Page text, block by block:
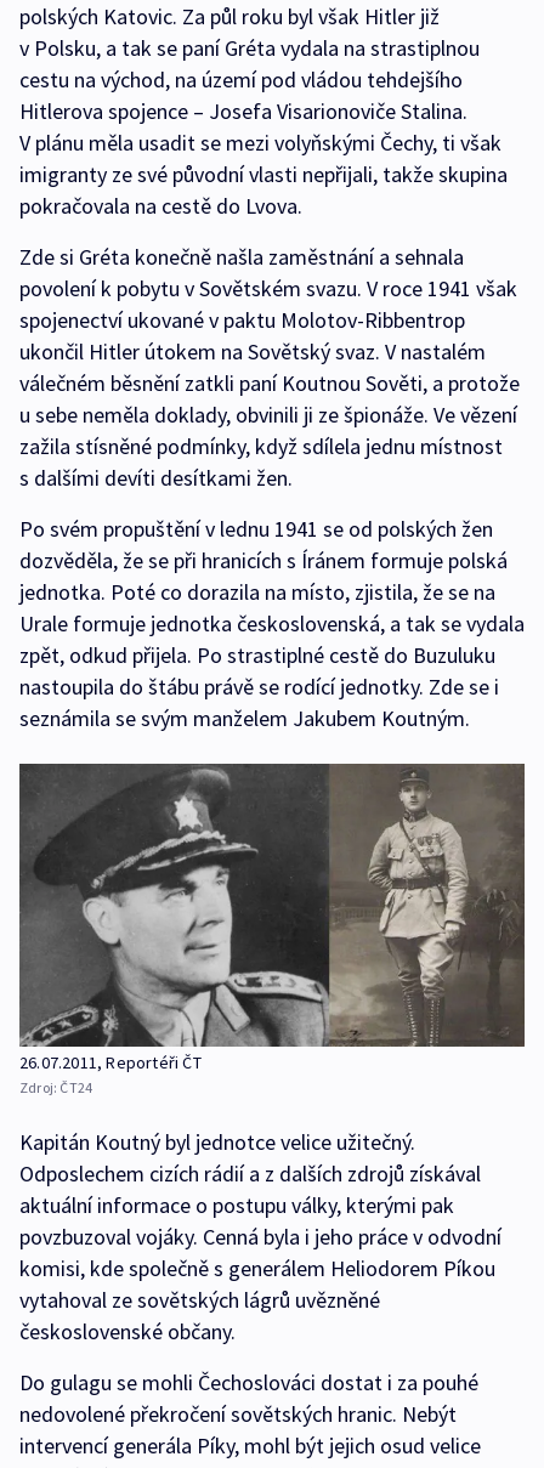
polských Katovic. Za půl roku byl však Hitler již
v Polsku, a tak se paní Gréta vydala na strastiplnou
cestu na východ, na území pod vládou tehdejšího
Hitlerova spojence – Josefa Visarionoviče Stalina.
V plánu měla usadit se mezi volyňskými Čechy, ti však
imigranty ze své původní vlasti nepřijali, takže skupina
pokračovala na cestě do Lvova.
Zde si Gréta konečně našla zaměstnání a sehnala
povolení k pobytu v Sovětském svazu. V roce 1941 však
spojenectví ukované v paktu Molotov-Ribbentrop
ukončil Hitler útokem na Sovětský svaz. V nastalém
válečném běsnění zatkli paní Koutnou Sověti, a protože
u sebe neměla doklady, obvinili ji ze špionáže. Ve vězení
zažila stísněné podmínky, když sdílela jednu místnost
s dalšími devíti desítkami žen.
Po svém propuštění v lednu 1941 se od polských žen
dozvěděla, že se při hranicích s Íránem formuje polská
jednotka. Poté co dorazila na místo, zjistila, že se na
Urale formuje jednotka československá, a tak se vydala
zpět, odkud přijela. Po strastiplné cestě do Buzuluku
nastoupila do štábu právě se rodící jednotky. Zde se i
seznámila se svým manželem Jakubem Koutným.
26.07.2011, Reportéři ČT
Zdroj: ČT24
Kapitán Koutný byl jednotce velice užitečný.
Odposlechem cizích rádií a z dalších zdrojů získával
aktuální informace o postupu války, kterými pak
povzbuzoval vojáky. Cenná byla i jeho práce v odvodní
komisi, kde společně s generálem Heliodorem Píkou
vytahoval ze sovětských lágrů uvězněné
československé občany.
Do gulagu se mohli Čechoslováci dostat i za pouhé
nedovolené překročení sovětských hranic. Nebýt
intervencí generála Píky, mohl být jejich osud velice